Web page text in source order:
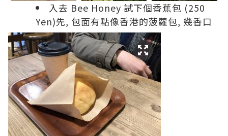
入去 Bee Honey 試下個香蕉包 (250
Yen)先, 包面有點像香港的菠蘿包, 幾香口